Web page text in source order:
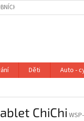
ÚDAJŮ
Děti Auto -
ChiChi